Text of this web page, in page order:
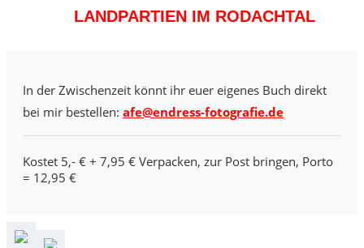
LANDPARTIEN IM RODACHTAL
In der Zwischenzeit könnt ihr euer eigenes Buch direkt
bei mir bestellen: afe@endress-fotografie.de
Kostet 5,- € + 7,95 € Verpacken, zur Post bringen, Porto
= 12,95 €